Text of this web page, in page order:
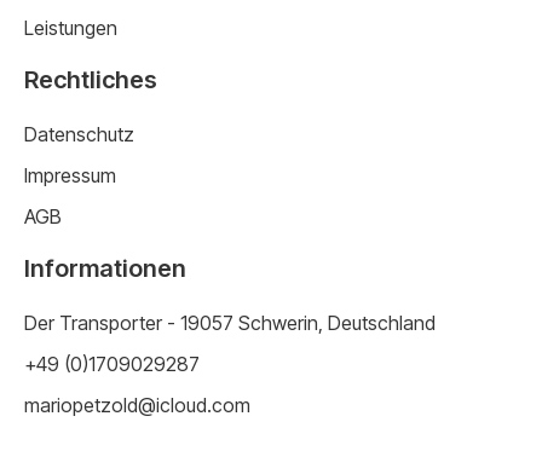
Leistungen
Rechtliches
Datenschutz
Impressum
AGB
Informationen
Der Transporter - 19057 Schwerin, Deutschland
+49 (0)1709029287
mariopetzold@icloud.com